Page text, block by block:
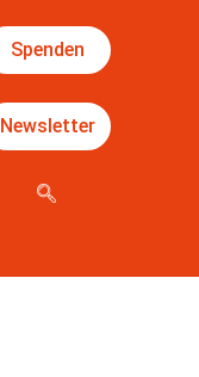
Spenden
Newsletter